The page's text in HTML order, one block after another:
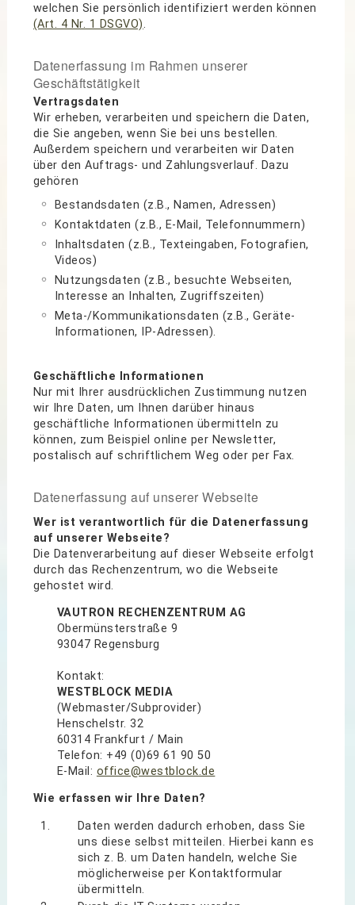
welchen Sie persönlich identifiziert werden können
(Art. 4 Nr. 1 DSGVO).
Datenerfassung im Rahmen unserer
Geschäftstätigkeit
Vertragsdaten
Wir erheben, verarbeiten und speichern die Daten,
die Sie angeben, wenn Sie bei uns bestellen.
Außerdem speichern und verarbeiten wir Daten
über den Auftrags- und Zahlungsverlauf. Dazu
gehören
Bestandsdaten (z.B., Namen, Adressen)
Kontaktdaten (z.B., E-Mail, Telefonnummern)
Inhaltsdaten (z.B., Texteingaben, Fotografien,
Videos)
Nutzungsdaten (z.B., besuchte Webseiten,
Interesse an Inhalten, Zugriffszeiten)
Meta-/Kommunikationsdaten (z.B., Geräte-
Informationen, IP-Adressen).
Geschäftliche Informationen
Nur mit Ihrer ausdrücklichen Zustimmung nutzen
wir Ihre Daten, um Ihnen darüber hinaus
geschäftliche Informationen übermitteln zu
können, zum Beispiel online per Newsletter,
postalisch auf schriftlichem Weg oder per Fax.
Datenerfassung auf unserer Webseite
Wer ist verantwortlich für die Datenerfassung
auf unserer Webseite?
Die Datenverarbeitung auf dieser Webseite erfolgt
durch das Rechenzentrum, wo die Webseite
gehostet wird.
VAUTRON RECHENZENTRUM AG
Obermünsterstraße 9
93047 Regensburg
Kontakt:
WESTBLOCK MEDIA
(Webmaster/Subprovider)
Henschelstr. 32
60314 Frankfurt / Main
Telefon: +49 (0)69 61 90 50
E-Mail: office@westblock.de
Wie erfassen wir Ihre Daten?
Daten werden dadurch erhoben, dass Sie
uns diese selbst mitteilen. Hierbei kann es
sich z. B. um Daten handeln, welche Sie
möglicherweise per Kontaktformular
übermitteln.